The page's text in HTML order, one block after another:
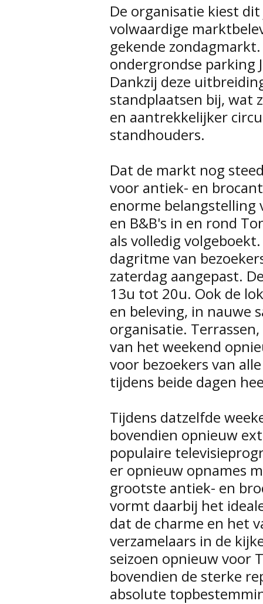
De organisatie kiest
volwaardige
gekende
ondergrondse parking
Dankzij deze
standplaatsen bij, wat
en aantrekkelijker
standhouders.
Dat de markt nog
voor antiek- en
enorme belangstelling
en B&B's in en rond
als volledig
dagritme van
zaterdag aangepast.
13u tot 20u. Ook de
en beleving, in nauwe
organisatie.
van het weekend
voor bezoekers van
tijdens beide dagen
Tijdens datzelfde
bovendien opnieuw
populaire
er opnieuw opnames
grootste antiek- en
vormt daarbij het
dat de charme en het
verzamelaars in de
seizoen opnieuw voor
bovendien de sterke
absolute